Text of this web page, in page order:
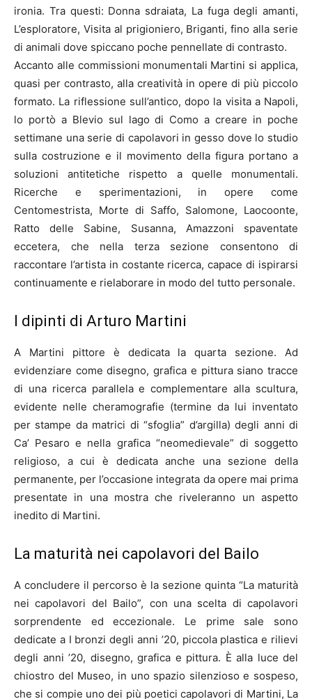
ironia. Tra questi: Donna sdraiata, La fuga degli amanti,
L’esploratore, Visita al prigioniero, Briganti, fino alla serie
di animali dove spiccano poche pennellate di contrasto.
Accanto alle commissioni monumentali Martini si applica,
quasi per contrasto, alla creatività in opere di più piccolo
formato. La riflessione sull’antico, dopo la visita a Napoli,
lo portò a Blevio sul lago di Como a creare in poche
settimane una serie di capolavori in gesso dove lo studio
sulla costruzione e il movimento della figura portano a
soluzioni antitetiche rispetto a quelle monumentali.
Ricerche e sperimentazioni, in opere come
Centomestrista, Morte di Saffo, Salomone, Laocoonte,
Ratto delle Sabine, Susanna, Amazzoni spaventate
eccetera, che nella terza sezione consentono di
raccontare l’artista in costante ricerca, capace di ispirarsi
continuamente e rielaborare in modo del tutto personale.
I dipinti di Arturo Martini
A Martini pittore è dedicata la quarta sezione. Ad
evidenziare come disegno, grafica e pittura siano tracce
di una ricerca parallela e complementare alla scultura,
evidente nelle cheramografie (termine da lui inventato
per stampe da matrici di “sfoglia” d’argilla) degli anni di
Ca’ Pesaro e nella grafica “neomedievale” di soggetto
religioso, a cui è dedicata anche una sezione della
permanente, per l’occasione integrata da opere mai prima
presentate in una mostra che riveleranno un aspetto
inedito di Martini.
La maturità nei capolavori del Bailo
A concludere il percorso è la sezione quinta “La maturità
nei capolavori del Bailo”, con una scelta di capolavori
sorprendente ed eccezionale. Le prime sale sono
dedicate a I bronzi degli anni ’20, piccola plastica e rilievi
degli anni ’20, disegno, grafica e pittura. È alla luce del
chiostro del Museo, in uno spazio silenzioso e sospeso,
che si compie uno dei più poetici capolavori di Martini, La